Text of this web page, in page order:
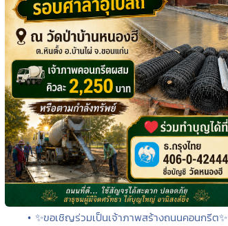
• ✨ขอเชิญร่วมเป็นเจ้าภาพสร้างถนนคอนกรีต✨